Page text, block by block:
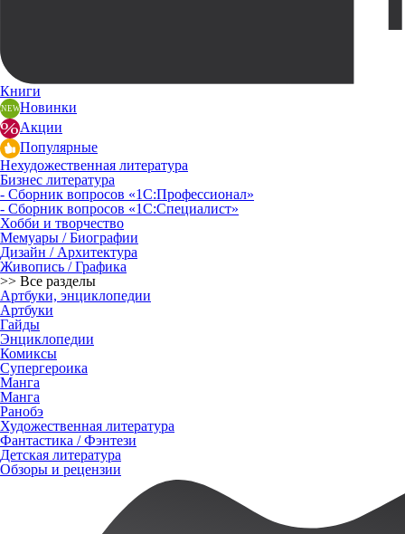
Книги
Новинки
Акции
Популярные
Нехудожественная литература
Бизнес литература
- Сборник вопросов «1С:Профессионал»
- Сборник вопросов «1С:Специалист»
Хобби и творчество
Мемуары / Биографии
Дизайн / Архитектура
Живопись / Графика
>> Все разделы
Артбуки, энциклопедии
Артбуки
Гайды
Энциклопедии
Комиксы
Супергероика
Манга
Манга
Ранобэ
Художественная литература
Фантастика / Фэнтези
Детская литература
Обзоры и рецензии